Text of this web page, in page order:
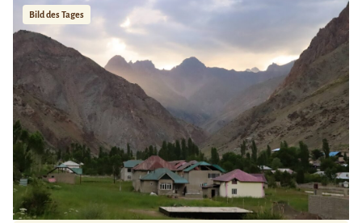
Bild des Tages